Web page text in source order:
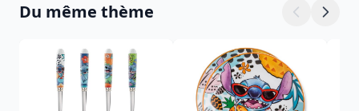
Du même thème